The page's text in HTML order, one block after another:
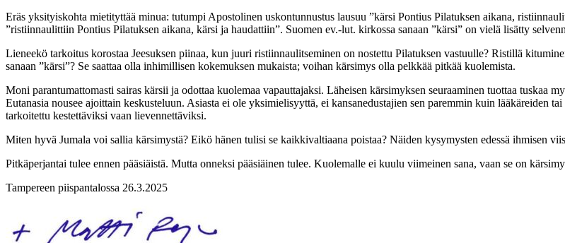
Eräs yksityiskohta mietityttää minua: tutumpi Apostolinen uskontunnustus lausuu ”kärsi Pontius Pilatuksen aikana,
”ristiinnaulittiin Pontius Pilatuksen aikana, kärsi ja haudattiin”. Suomen ev.-lut. kirkossa sanaan ”kärsi” on vielä lisätty
Lieneekö tarkoitus korostaa Jeesuksen piinaa, kun juuri ristiinnaulitseminen on nostettu Pilatuksen vastuulle? Ristillä
sanaan ”kärsi”? Se saattaa olla inhimillisen kokemuksen mukaista; voihan kärsimys olla pelkkää pitkää kuolemista.
Moni parantumattomasti sairas kärsii ja odottaa kuolemaa vapauttajaksi. Läheisen kärsimyksen seuraaminen tuottaa tuskaa
Eutanasia nousee ajoittain keskusteluun. Asiasta ei ole yksimielisyyttä, ei kansanedustajien sen paremmin kuin lääkäreiden
tarkoitettu kestettäviksi vaan lievennettäviksi.
Miten hyvä Jumala voi sallia kärsimystä? Eikö hänen tulisi se kaikkivaltiaana poistaa? Näiden kysymysten edessä ihmisen
Pitkäperjantai tulee ennen pääsiäistä. Mutta onneksi pääsiäinen tulee. Kuolemalle ei kuulu viimeinen sana, vaan se on
Tampereen piispantalossa 26.3.2025